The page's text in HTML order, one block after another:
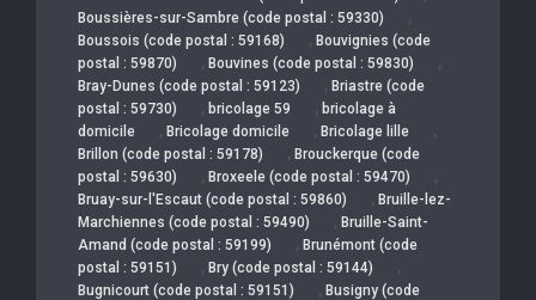
Boussières-sur-Sambre (code postal : 59330) ,
Boussois (code postal : 59168) , Bouvignies (code
postal : 59870)
, Bouvines (code postal : 59830) ,
Bray-Dunes (code postal : 59123) , Briastre (code
postal : 59730)
, bricolage 59 , bricolage à
domicile
, Bricolage domicile , Bricolage lille ,
Brillon (code postal : 59178) , Brouckerque (code
postal : 59630)
, Broxeele (code postal : 59470) ,
Bruay-sur-l'Escaut (code postal : 59860) , Bruille-lez-
Marchiennes (code postal : 59490)
, Bruille-Saint-
Amand (code postal : 59199)
, Brunémont (code
postal : 59151)
, Bry (code postal : 59144) ,
Bugnicourt (code postal : 59151) , Busigny (code